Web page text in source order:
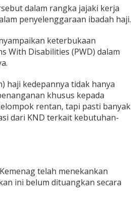
dalam rangka jajaki kerja
penyelenggaraan ibadah haji.
keterbukaan
With Disabilities (PWD) dalam
haji kedepannya tidak hanya
khusus kepada
rentan, tapi pasti banyak
dari KND terkait kebutuhan-
telah menekankan
ini belum dituangkan secara